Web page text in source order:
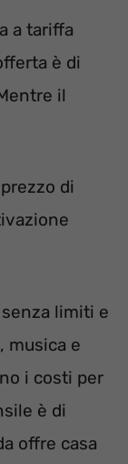
a tariffa
è di
il
di
limiti e
musica e
i costi per
è di
offre casa